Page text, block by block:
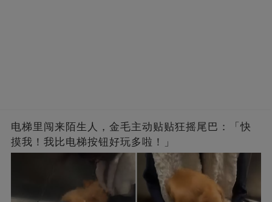
电梯里闯来陌生人，金毛主动贴贴狂摇尾巴：「快
摸我！我比电梯按钮好玩多啦！」